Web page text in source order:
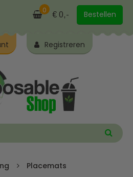
0 € 0,- Bestellen
Registreren
Placemats